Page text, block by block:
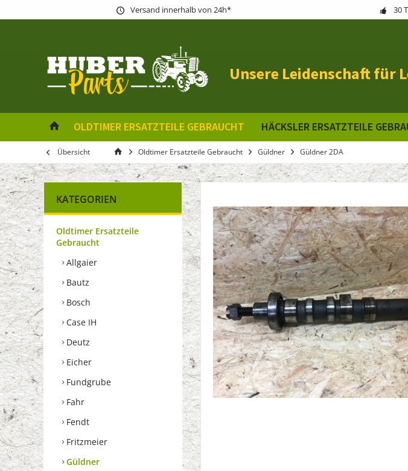
Versand innerhalb von 24h* 30
Unsere Leidenschaft für
OLDTIMER ERSATZTEILE GEBRAUCHT HÄCKSLER ERSATZTEILE
Übersicht Oldtimer Ersatzteile Gebraucht Güldner Güldner 2DA
KATEGORIEN
Oldtimer Ersatzteile
Gebraucht
Allgaier
Bautz
Bosch
Case IH
Deutz
Eicher
Fundgrube
Fahr
Fendt
Fritzmeier
Güldner